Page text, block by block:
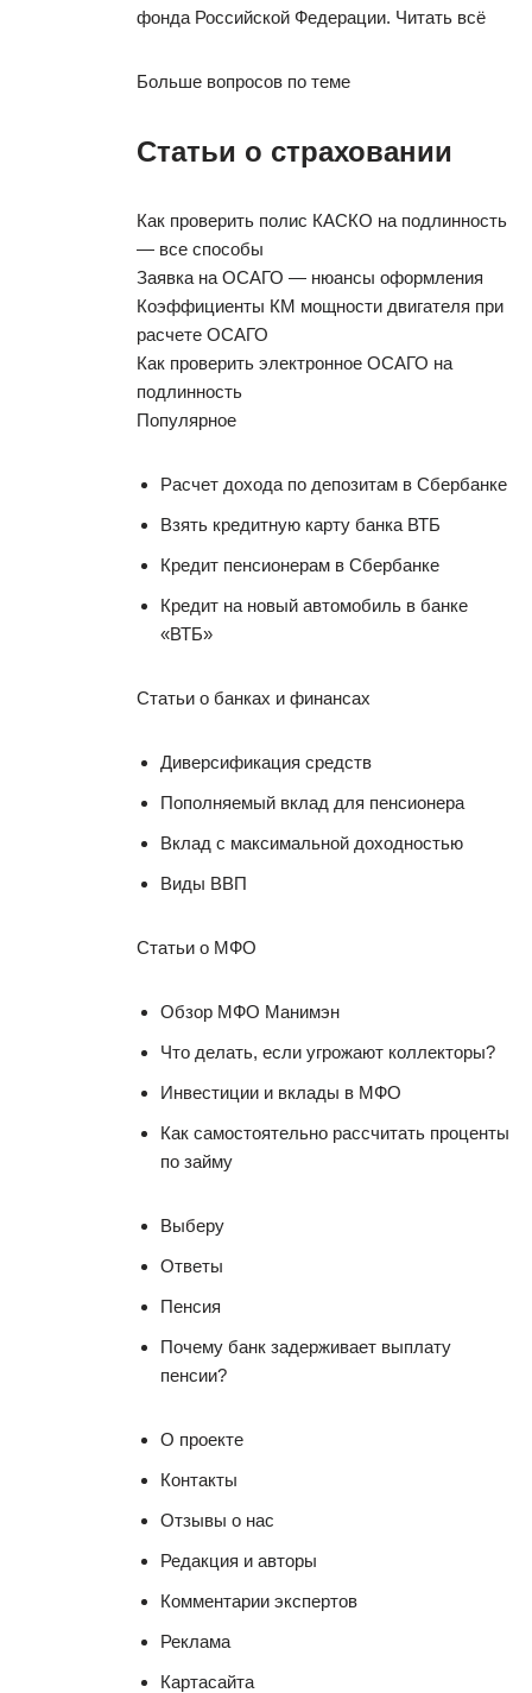
фонда Российской Федерации. Читать всё
Больше вопросов по теме
Статьи о страховании
Как проверить полис КАСКО на подлинность
— все способы
Заявка на ОСАГО — нюансы оформления
Коэффициенты КМ мощности двигателя при
расчете ОСАГО
Как проверить электронное ОСАГО на
подлинность
Популярное
Расчет дохода по депозитам в Сбербанке
Взять кредитную карту банка ВТБ
Кредит пенсионерам в Сбербанке
Кредит на новый автомобиль в банке
«ВТБ»
Статьи о банках и финансах
Диверсификация средств
Пополняемый вклад для пенсионера
Вклад с максимальной доходностью
Виды ВВП
Статьи о МФО
Обзор МФО Манимэн
Что делать, если угрожают коллекторы?
Инвестиции и вклады в МФО
Как самостоятельно рассчитать проценты
по займу
Выберу
Ответы
Пенсия
Почему банк задерживает выплату
пенсии?
О проекте
Контакты
Отзывы о нас
Редакция и авторы
Комментарии экспертов
Реклама
Картасайта